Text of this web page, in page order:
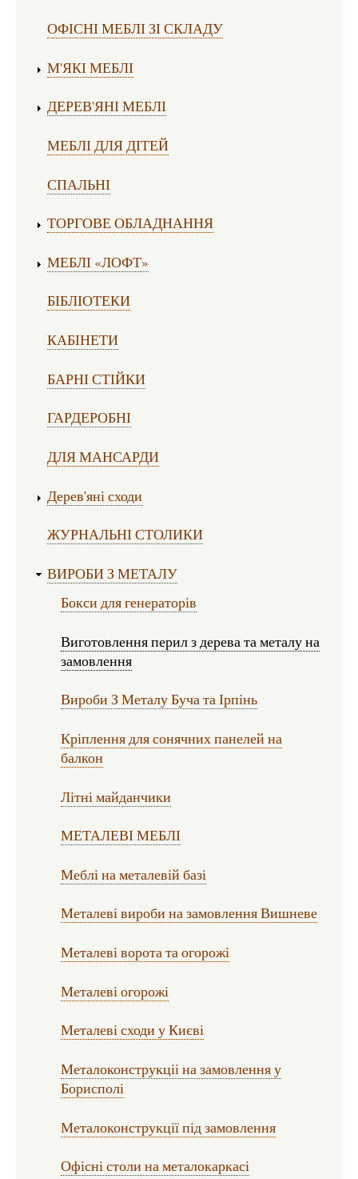
ОФІСНІ МЕБЛІ ЗІ СКЛАДУ
М'ЯКІ МЕБЛІ
ДЕРЕВ'ЯНІ МЕБЛІ
МЕБЛІ ДЛЯ ДІТЕЙ
СПАЛЬНІ
ТОРГОВЕ ОБЛАДНАННЯ
МЕБЛІ «ЛОФТ»
БІБЛІОТЕКИ
КАБІНЕТИ
БАРНІ СТІЙКИ
ГАРДЕРОБНІ
ДЛЯ МАНСАРДИ
Дерев'яні сходи
ЖУРНАЛЬНІ СТОЛИКИ
ВИРОБИ З МЕТАЛУ
Бокси для генераторів
Виготовлення перил з дерева та металу на
замовлення
Вироби З Металу Буча та Ірпінь
Кріплення для сонячних панелей на
балкон
Літні майданчики
МЕТАЛЕВІ МЕБЛІ
Меблі на металевій базі
Металеві вироби на замовлення Вишневе
Металеві ворота та огорожі
Металеві огорожі
Металеві сходи у Києві
Металоконструкціі на замовлення у
Борисполі
Металоконструкції під замовлення
Офісні столи на металокаркасі